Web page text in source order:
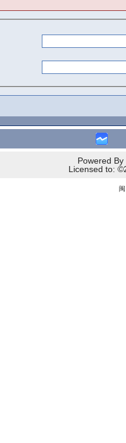
Powered
Licensed to: